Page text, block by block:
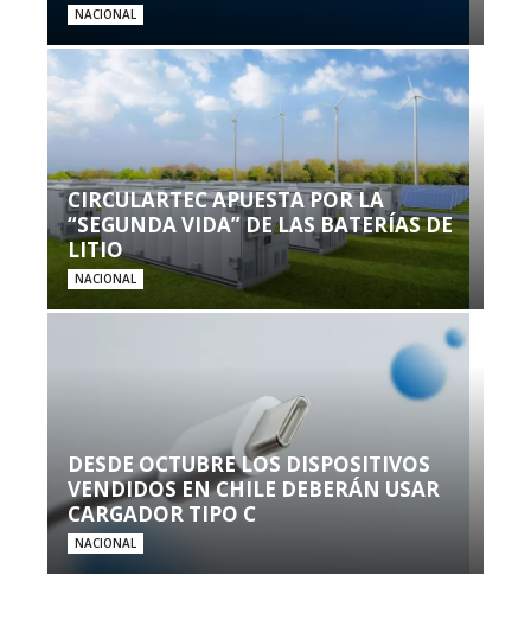
NACIONAL
CIRCULARTEC APUESTA POR LA
“SEGUNDA VIDA” DE LAS BATERÍAS DE
LITIO
NACIONAL
DESDE OCTUBRE LOS DISPOSITIVOS
VENDIDOS EN CHILE DEBERÁN USAR
CARGADOR TIPO C
NACIONAL